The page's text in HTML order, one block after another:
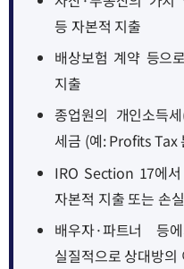
등 자본적 지출
배상보험 계약 등으
지출
종업원의 개인소득
세금 (예: Profits
IRO Section 17에서
자본적 지출 또는 손실
배우자·파트너 등
실질적으로 상대방의